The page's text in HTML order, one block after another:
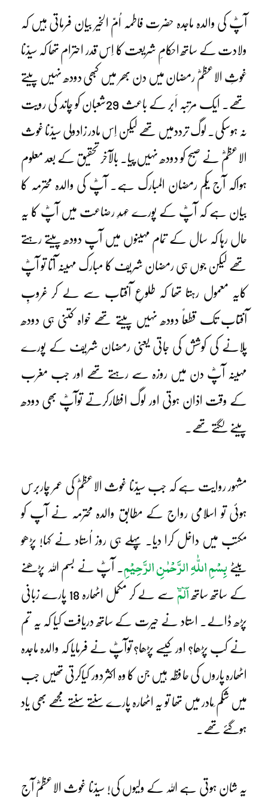
آپؓ کی والدہ ماجدہ حضرت فاطمہ اُمّ الخیر بیان فرماتی ہیں کہ
ولادت کے ساتھ احکامِ شریعت کا اِس قدر احترام تھا کہ سیدّنا
غوثِ الاعظمؓ رمضان میں دن بھر میں کبھی دودھ نہیں پیتے
تھے۔ ایک مرتبہ اَبر کے باعث 29شعبان کو چاند کی رویت
نہ ہوسکی۔ لوگ ترددمیں تھے لیکن اِس مادر زادولی سیدّنا غوث
الاعظمؓ نے صبح کو دودھ نہیں پیا۔ بالآخر تحقیق کے بعد معلوم
ہواکہ آج یکم رمضان المبارک ہے۔ آپؓ کی والدہ محترمہ کا
بیان ہے کہ آپؓ کے پورے عہدِ رضاعت میں آپؓ کا یہ
حال رہا کہ سال کے تمام مہینوں میں آپ دودھ پیتے رہتے
تھے لیکن جوں ہی رمضان شریف کا مبارک مہینہ آتا تو آپؓ
کایہ معمول رہتا تھا کہ طلوعِ آفتاب سے لے کر غروبِ
آفتاب تک قطعاً دودھ نہیں پیتے تھے خواہ کتنی ہی دودھ
پلانے کی کوشش کی جاتی یعنی رمضان شریف کے پورے
مہینہ آپؓ دن میں روزہ سے رہتے تھے اور جب مغرب
کے وقت اذان ہوتی اور لوگ افطارکرتے توآپؓ بھی دودھ
پینے لگتے تھے۔
مشہور روایت ہے کہ جب سیدّنا غوث الاعظمؓ کی عمر چاربرس
ہوئی تو اسلامی رواج کے مطابق والدہ محترمہ نے آپ کو
مکتب میں داخل کرا دیا۔ پہلے ہی روز اُستاد نے کہا! پڑھو
بیٹے بِسْمِ اللّٰہِ الرَّحْمٰنِ الرَّحِیْمِ ۔ آپؓ نے بسم اللہ پڑھنے
کے ساتھ ساتھ اَلٓمّٓ سے لے کر مکمل اٹھارہ 18 پارے زبانی
پڑھ ڈالے۔ استاد نے حیرت کے ساتھ دریافت کیا کہ یہ تم
نے کب پڑھا؟ اور کیسے پڑھا؟ توآپؓ نے فرمایا کہ والدہ ماجدہ
اٹھارہ پاروں کی حافظہ ہیں جن کا وہ اکثر دور کیاکرتی تھیں جب
میں شکم ِمادر میں تھا تو یہ اٹھارہ پارے سنتے سنتے مجھے بھی یاد
ہوگئے تھے۔
یہ شان ہوتی ہے اللہ کے ولیوں کی! سیدّنا غوث الاعظمؓ آج